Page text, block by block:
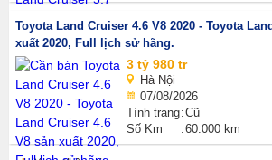
Toyota Land Cruiser 4.6 V8 2020 - Toyota
xuất 2020, Full lịch sử hãng.
3 tỷ 980 tr
Hà Nội
07/08/2026
Tình trạng Cũ
Số Km
60.000 km